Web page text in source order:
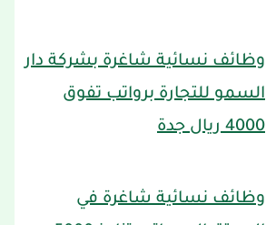
وظائف نسائية شاغرة بشركة دار
السمو للتجارة برواتب تفوق
4000 ريال جدة
وظائف نسائية شاغرة في